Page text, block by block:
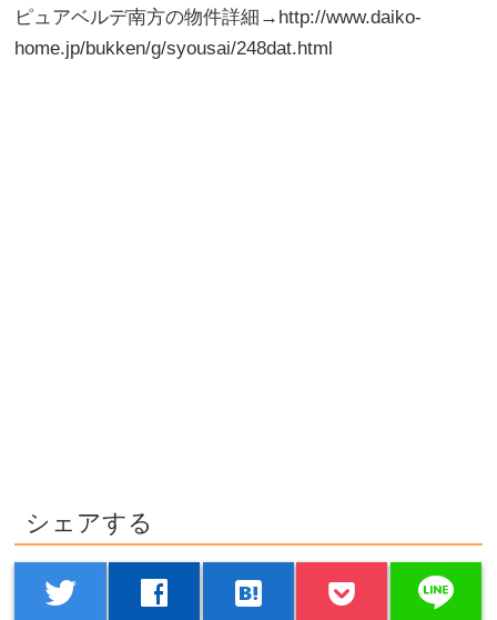
ピュアベルデ南方の物件詳細→http://www.daiko-
home.jp/bukken/g/syousai/248dat.html
シェアする
twitter facebook hatenabookmark line